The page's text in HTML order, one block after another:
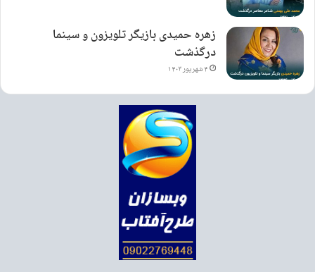
زهره حمیدی بازیگر تلویزون و سینما
درگذشت
۴ شهریور ۱۴۰۳